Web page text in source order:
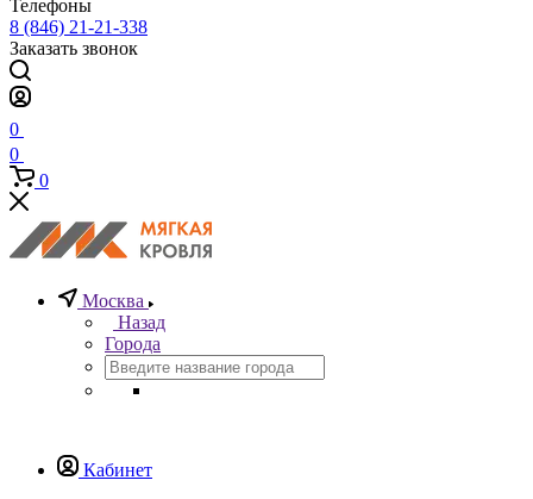
Телефоны
8 (846) 21-21-338
Заказать звонок
0
0
0
Москва
Назад
Города
Кабинет